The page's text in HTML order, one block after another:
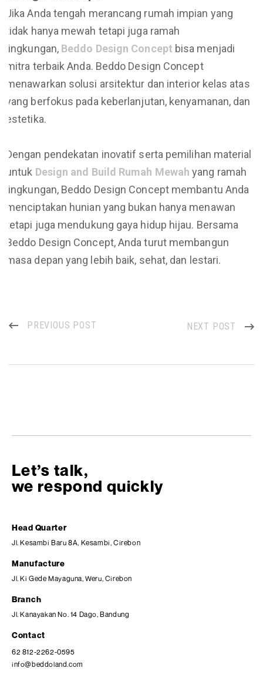
Jika Anda tengah merancang rumah impian yang
tidak hanya mewah tetapi juga ramah
lingkungan, Beddo Design Concept bisa menjadi
mitra terbaik Anda. Beddo Design Concept
menawarkan solusi arsitektur dan interior kelas atas
yang berfokus pada keberlanjutan, kenyamanan, dan
estetika.
Dengan pendekatan inovatif serta pemilihan material
untuk Design and Build Rumah Mewah yang ramah
lingkungan, Beddo Design Concept membantu Anda
menciptakan hunian yang bukan hanya menawan
tetapi juga mendukung gaya hidup hijau. Bersama
Beddo Design Concept, Anda turut membangun
masa depan yang lebih baik, sehat, dan lestari.
PREVIOUS POST NEXT POST
Let’s talk,
we respond quickly
Head Quarter
Jl. Kesambi Baru 8A, Kesambi, Cirebon
Manufacture
Jl. Ki Gede Mayaguna, Weru, Cirebon
Branch
Jl. Kanayakan No. 14 Dago, Bandung
Contact
62 812-2262-0595
info@beddoland.com